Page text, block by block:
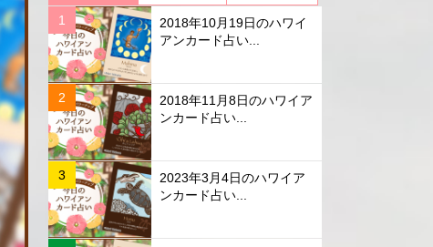
2018年10月19日のハワイ
アンカード占い...
2018年11月8日のハワイア
ンカード占い...
2023年3月4日のハワイア
ンカード占い...